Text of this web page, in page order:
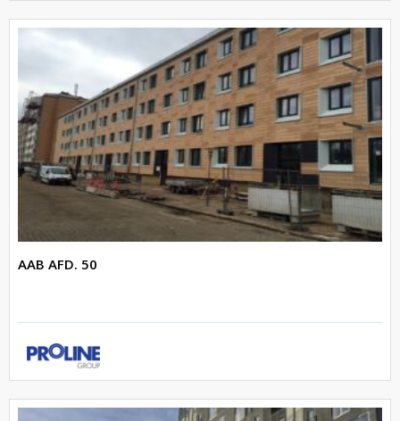
AAB AFD. 50